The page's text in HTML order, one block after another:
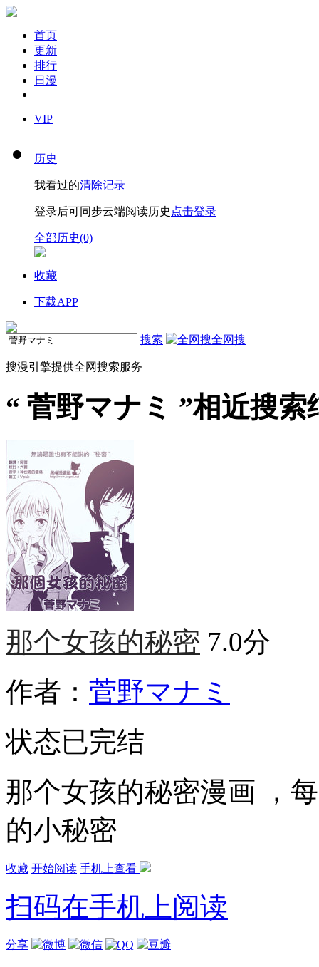
首页
更新
排行
日漫
VIP
历史
我看过的清除记录
登录后可同步云端阅读历史 点击登录
全部历史(0)
收藏
下载APP
搜索 全网搜
搜漫引擎提供全网搜索服务
“ 菅野マナミ ”相近搜索
那个女孩的秘密 7.0分
作者： 菅野マナミ
状态已完结
那个女孩的秘密漫画 ，
的小秘密
收藏 开始阅读 手机上查看
扫码在手机上阅读
分享